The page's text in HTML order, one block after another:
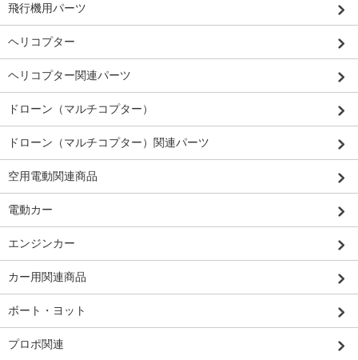
飛行機用パーツ
ヘリコプター
ヘリコプター関連パーツ
ドローン（マルチコプター）
ドローン（マルチコプター）関連パーツ
空用電動関連商品
電動カー
エンジンカー
カー用関連商品
ボート・ヨット
プロポ関連